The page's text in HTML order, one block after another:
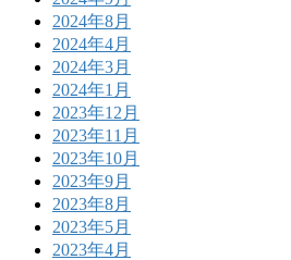
2024年8月
2024年4月
2024年3月
2024年1月
2023年12月
2023年11月
2023年10月
2023年9月
2023年8月
2023年5月
2023年4月